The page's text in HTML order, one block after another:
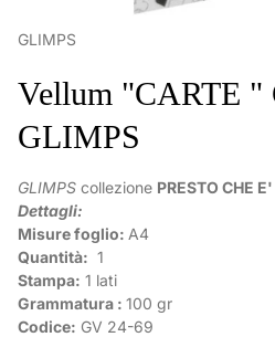
GLIMPS
Vellum "CARTE "
GLIMPS
GLIMPS collezione PRESTO CHE
Dettagli:
Misure foglio: A4
Quantità: 1
Stampa: 1 lati
Grammatura : 100 gr
Codice: GV 24-69